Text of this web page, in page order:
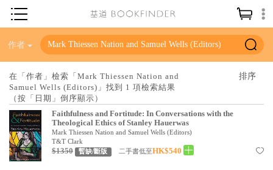
神學／教義
聖經
信仰入門
教會歷史
靈修／禱告
作者
在「作者」檢索「Mark Thiessen Nation and
Samuel Wells (Editors)」找到 1 項檢索結果
（按「日期」倒序顯示）
Faithfulness and Fortitude: In Conversations with the
Theological Ethics of Stanley Hauerwas
Mark Thiessen Nation and Samuel Wells (Editors)
T&T Clark
$1350 暫缺/斷版 二手書低至HK$540